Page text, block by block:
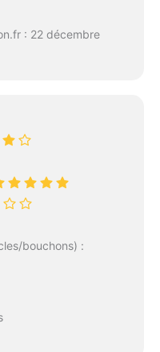
: 22 décembre
bouchons) :